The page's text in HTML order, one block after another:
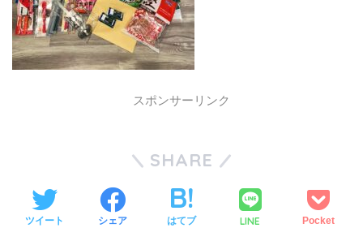
スポンサーリンク
SHARE
ツイート シェア はてブ LINE Pocket